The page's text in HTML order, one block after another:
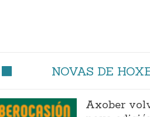
NOVAS DE
Axober